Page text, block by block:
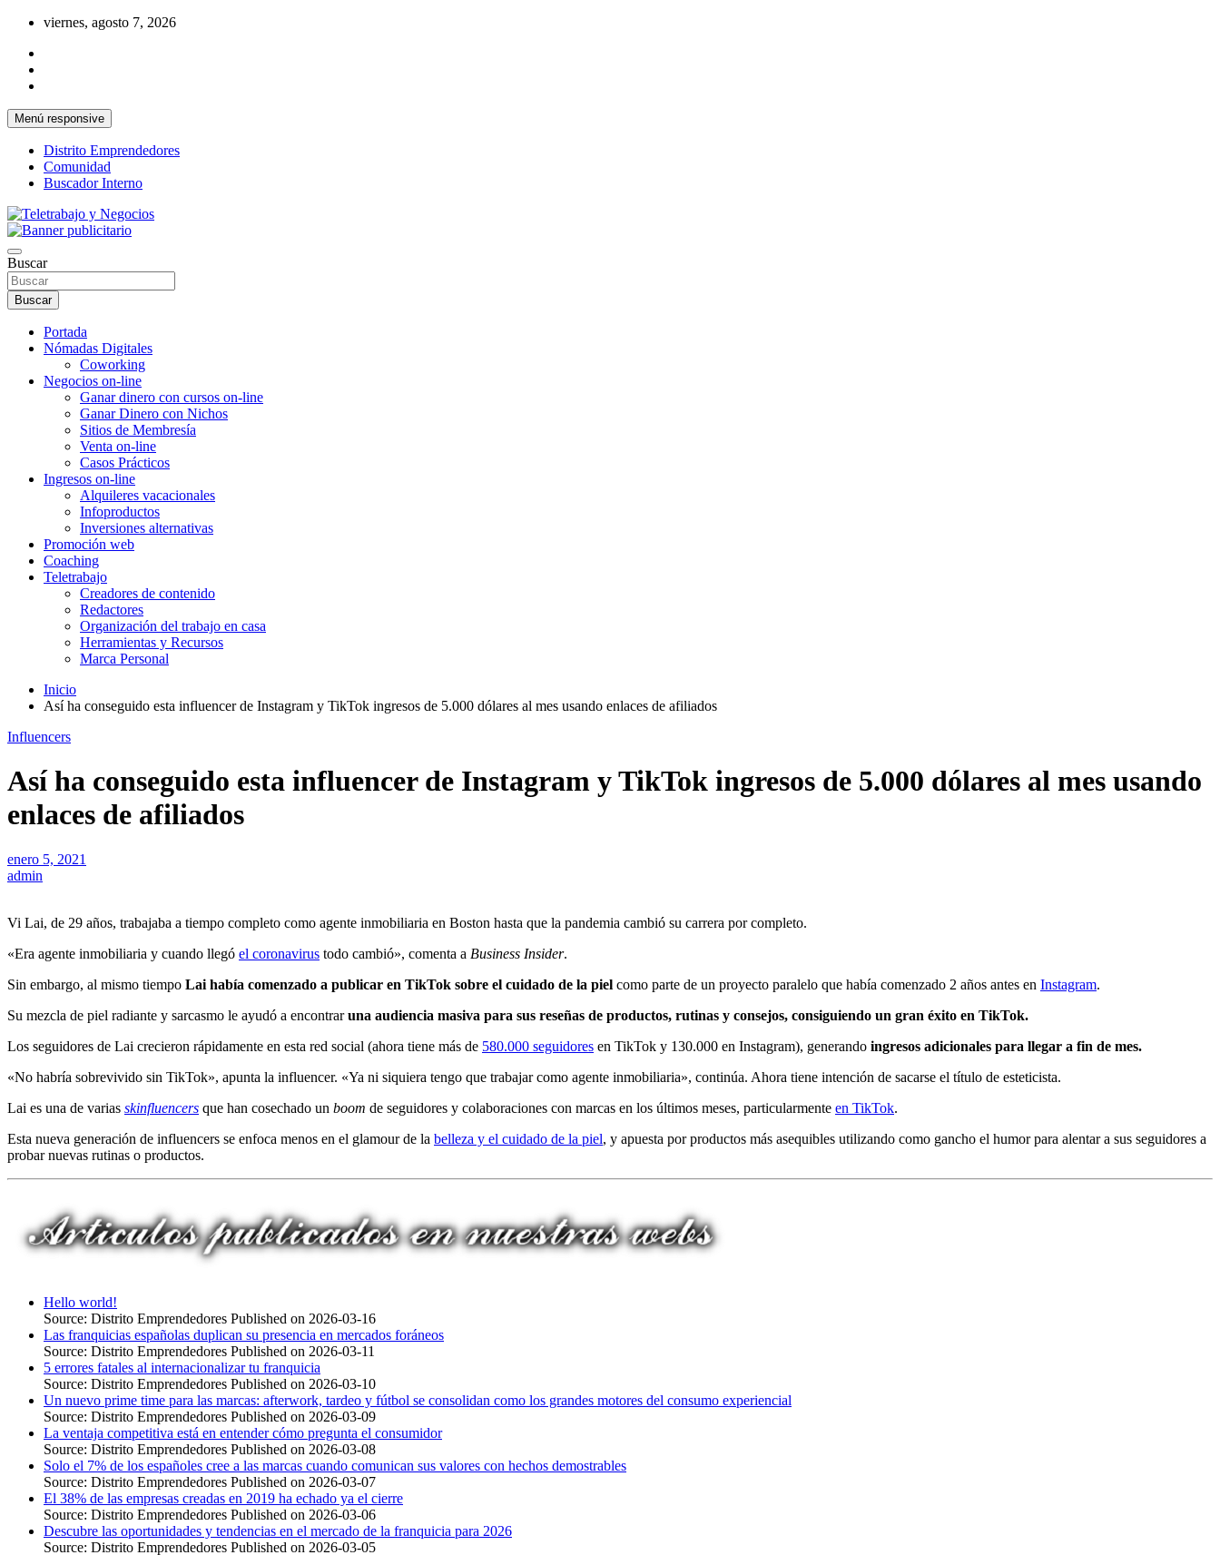
Saltar
contenido
viernes, agosto 7, 2026
Menú responsive
Distrito Emprendedores
Comunidad
Buscador Interno
Teletrabajo y Negocios
Buscar
Buscar
Portada
Nómadas Digitales
Coworking
Negocios on-line
Ganar dinero con cursos on-line
Ganar Dinero con Nichos
Sitios de Membresía
Venta on-line
Casos Prácticos
Ingresos on-line
Alquileres vacacionales
Infoproductos
Inversiones alternativas
Promoción web
Coaching
Teletrabajo
Creadores de contenido
Redactores
Organización del trabajo en casa
Herramientas y Recursos
Marca Personal
Inicio
Así ha conseguido esta influencer de Instagram y TikTok ingresos de 5.000 dólares al mes usando enlaces de afiliados
Influencers
Así ha conseguido esta influencer de Instagram y TikTok ingresos de 5.000 dólares al mes usando
enlaces de afiliados
enero 5, 2021
admin
Vi Lai, de 29 años, trabajaba a tiempo completo como agente inmobiliaria en Boston hasta que la pandemia cambió su carrera por completo.
«Era agente inmobiliaria y cuando llegó el coronavirus todo cambió», comenta a Business Insider.
Sin embargo, al mismo tiempo Lai había comenzado a publicar en TikTok sobre el cuidado de la piel como parte de un proyecto paralelo que había comenzado 2 años antes en Instagram.
Su mezcla de piel radiante y sarcasmo le ayudó a encontraruna audiencia masiva para sus reseñas de productos, rutinas y consejos, consiguiendo un gran éxito en TikTok.
Los seguidores de Lai crecieron rápidamente en esta red social (ahora tiene más de 580.000 seguidores en TikTok y 130.000 en Instagram), generando ingresos adicionales para llegar a fin de mes.
«No habría sobrevivido sin TikTok», apunta la influencer. «Ya ni siquiera tengo que trabajar como agente inmobiliaria», continúa. Ahora tiene intención de sacarse el título de esteticista.
Lai es una de varias skinfluencers que han cosechado un boom de seguidores y colaboraciones con marcas en los últimos meses, particularmente en TikTok.
Esta nueva generación de influencers se enfoca menos en el glamour de la belleza y el cuidado de la piel, y apuesta por productos más asequibles utilizando como gancho el humor para alentar a sus seguidores a
probar nuevas rutinas o productos.
Hello world!
Source: Distrito Emprendedores Published on 2026-03-16
Las franquicias españolas duplican su presencia en mercados foráneos
Source: Distrito Emprendedores Published on 2026-03-11
5 errores fatales al internacionalizar tu franquicia
Source: Distrito Emprendedores Published on 2026-03-10
Un nuevo prime time para las marcas: afterwork, tardeo y fútbol se consolidan como los grandes motores del consumo experiencial
Source: Distrito Emprendedores Published on 2026-03-09
La ventaja competitiva está en entender cómo pregunta el consumidor
Source: Distrito Emprendedores Published on 2026-03-08
Solo el 7% de los españoles cree a las marcas cuando comunican sus valores con hechos demostrables
Source: Distrito Emprendedores Published on 2026-03-07
El 38% de las empresas creadas en 2019 ha echado ya el cierre
Source: Distrito Emprendedores Published on 2026-03-06
Descubre las oportunidades y tendencias en el mercado de la franquicia para 2026
Source: Distrito Emprendedores Published on 2026-03-05